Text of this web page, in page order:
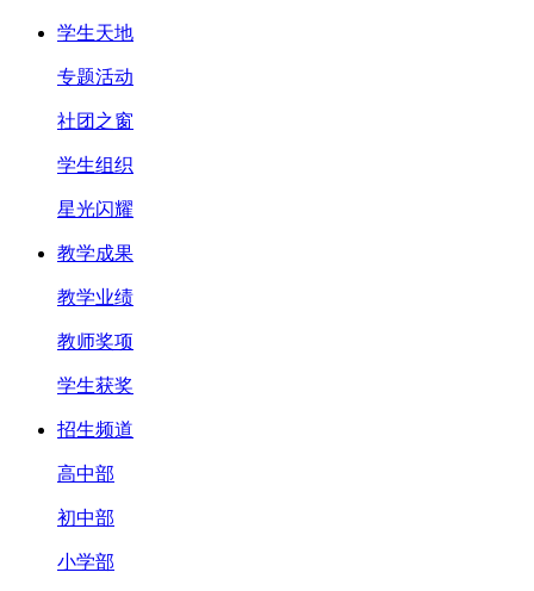
学生天地
专题活动
社团之窗
学生组织
星光闪耀
教学成果
教学业绩
教师奖项
学生获奖
招生频道
高中部
初中部
小学部